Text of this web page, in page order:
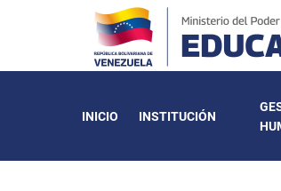
INICIO INSTITUCIÓN